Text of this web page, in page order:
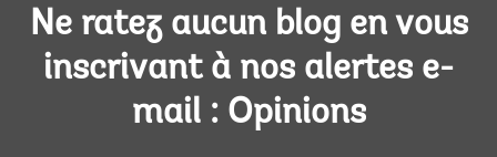
Ne ratez aucun blog en vous
inscrivant à nos alertes e-
mail : Opinions